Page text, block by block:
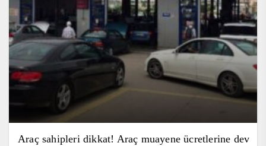
Araç sahipleri dikkat! Araç muayene ücretlerine dev